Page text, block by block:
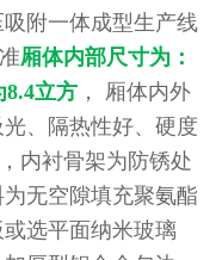
附一体成型生产线
厢体内部尺寸为：
8.4立方， 厢体内外
、隔热性好、硬度
内衬骨架为防锈处
无空隙填充聚氨酯
选平面纳米玻璃